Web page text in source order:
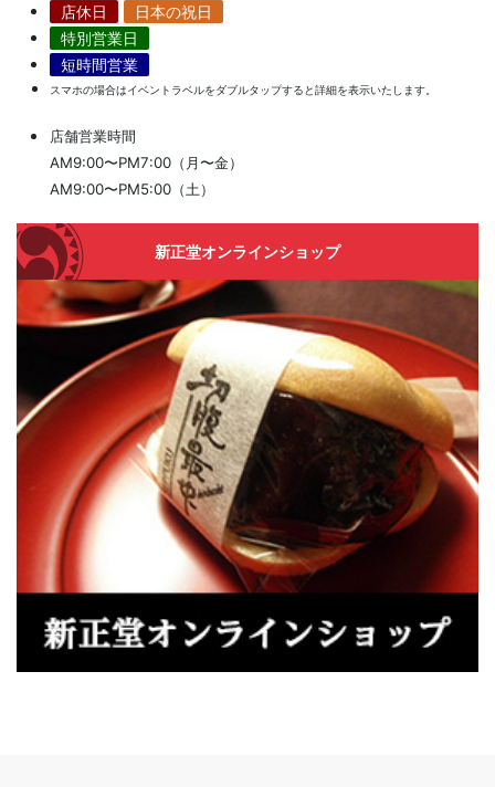
店休日
日本の祝日
特別営業日
短時間営業
スマホの場合はイベントラベルをダブルタップすると詳細を表示いたします。
店舗営業時間
AM9:00〜PM7:00（月〜金）
AM9:00〜PM5:00（土）
新正堂オンラインショップ